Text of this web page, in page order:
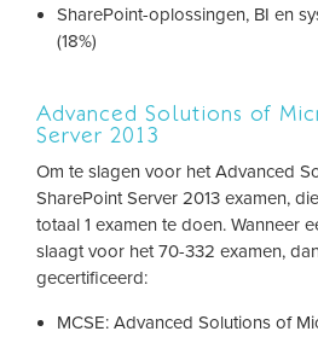
SharePoint-oplossingen, BI en
(18%)
Advanced Solutions of
Server 2013
Om te slagen voor het Advanced
SharePoint Server 2013 examen,
totaal 1 examen te doen. Wanneer
slaagt voor het 70-332 examen,
gecertificeerd:
MCSE: Advanced Solutions of